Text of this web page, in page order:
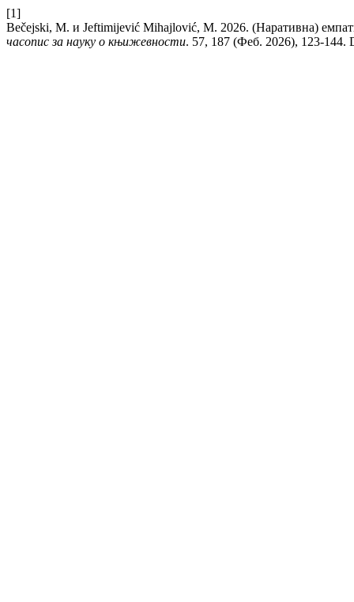
[1]
Bečejski, M. и Jeftimijević Mihajlović, M. 2026. (Наративна)
часопис за науку о књижевности. 57, 187 (Феб. 2026), 123-144.